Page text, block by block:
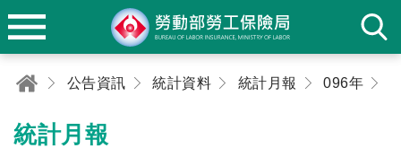
公告資訊 統計資料 統計月報 096年
統計月報